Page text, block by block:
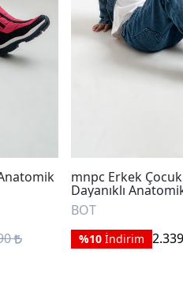
mnpc Erkek
Dayanıklı
BOT
%10 İndirim